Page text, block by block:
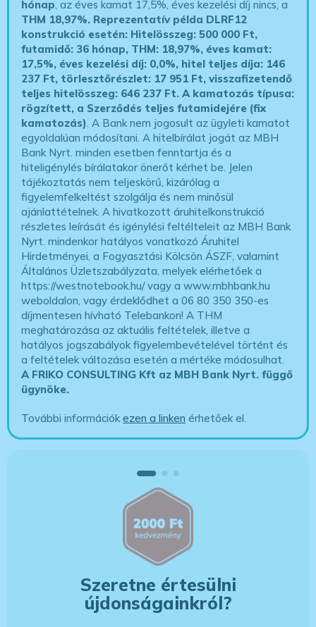
hónap, az éves kamat 17,5%, éves kezelési díj nincs, a
THM 18,97%. Reprezentatív példa DLRF12
konstrukció esetén: Hitelösszeg: 500 000 Ft,
futamidő: 36 hónap, THM: 18,97%, éves kamat:
17,5%, éves kezelési díj: 0,0%, hitel teljes díja: 146
237 Ft, törlesztőrészlet: 17 951 Ft, visszafizetendő
teljes hitelösszeg: 646 237 Ft.A kamatozás típusa:
rögzített, a Szerződés teljes futamidejére (fix
kamatozás). A Bank nem jogosult az ügyleti kamatot
egyoldalúan módosítani. A hitelbírálat jogát az MBH
Bank Nyrt. minden esetben fenntartja és a
hiteligénylés bírálatakor önerőt kérhet be. Jelen
tájékoztatás nem teljeskörű, kizárólag a
figyelemfelkeltést szolgálja és nem minősül
ajánlattételnek. A hivatkozott áruhitelkonstrukció
részletes leírását és igénylési feltélteleit az MBH Bank
Nyrt. mindenkor hatályos vonatkozó Áruhitel
Hirdetményei, a Fogyasztási Kölcsön ÁSZF, valamint
Általános Üzletszabályzata, melyek elérhetőek a
https://westnotebook.hu/vagy a www.mbhbank.hu
weboldalon, vagy érdeklődhet a 06 80 350 350-es
díjmentesen hívható Telebankon! A THM
meghatározása az aktuális feltételek, illetve a
hatályos jogszabályok figyelembevételével történt és
a feltételek változása esetén a mértéke módosulhat.
A FRIKO CONSULTING Kft az MBH Bank Nyrt. függő
ügynöke.
További információkezen a linken érhetőek el.
Szeretne értesülni
újdonságainkról?